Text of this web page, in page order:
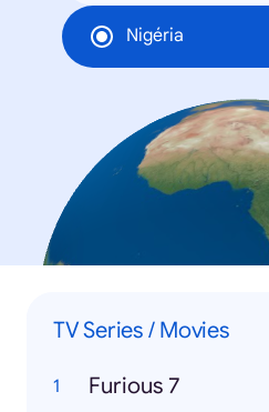
Nigéria
TV Series / Movies
Furious 7